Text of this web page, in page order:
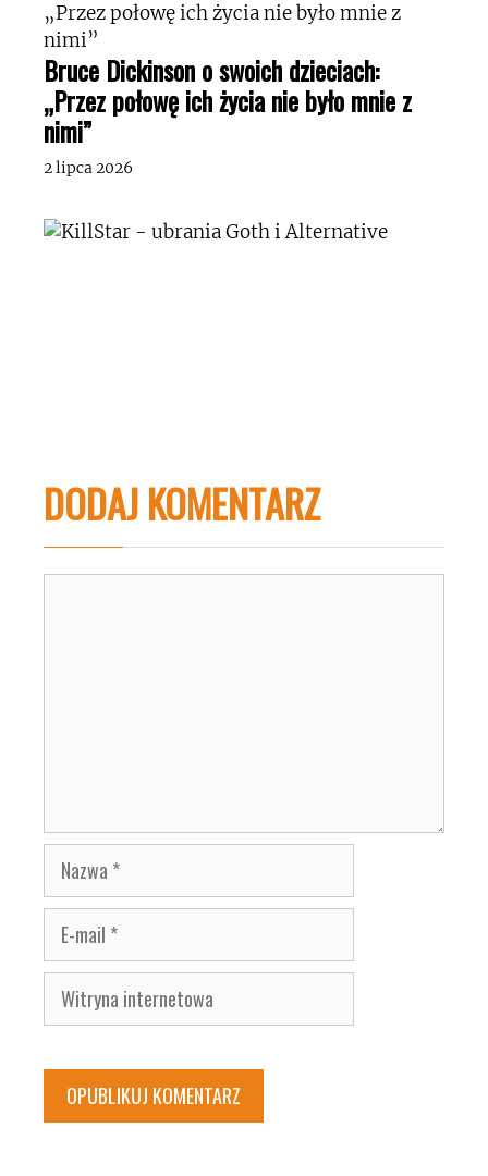
Bruce Dickinson o swoich dzieciach:
„Przez połowę ich życia nie było mnie z
nimi”
2 lipca 2026
DODAJ KOMENTARZ
Nazwa
E-
mail
Witryna
internetowa